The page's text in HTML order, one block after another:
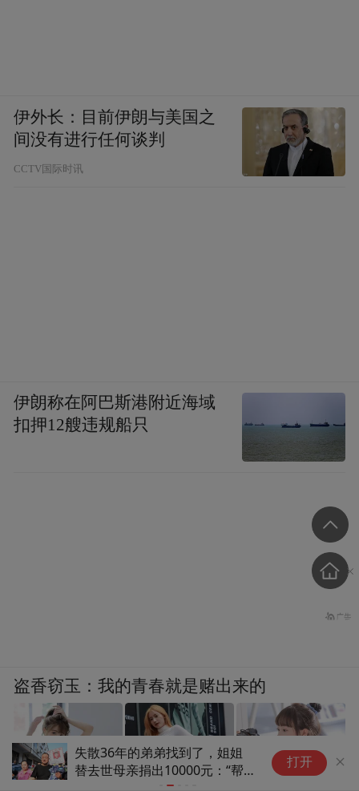
汪华东任安徽阜阳市委书记，此
前任淮北市委书记
“
打开
伊外长：目前伊朗与美国之
间没有进行任何谈判
CCTV国际时讯
伊朗称在阿巴斯港附近海域
扣押12艘违规船只
盗香窃玉：我的青春就是赌出来的